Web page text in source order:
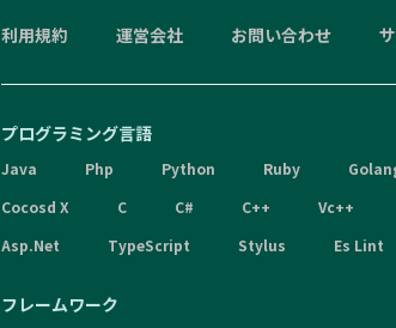
利用規約 運営会社 お問い合わせ
プログラミング言語
Java Php Python Ruby
Cocosd X
C C# C++ Vc++
Asp.Net
TypeScript Stylus Es Lint
フレームワーク